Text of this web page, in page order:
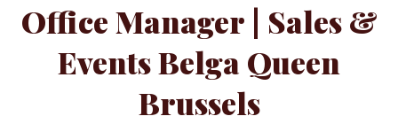
Office Manager | Sales &
Events Belga Queen
Brussels